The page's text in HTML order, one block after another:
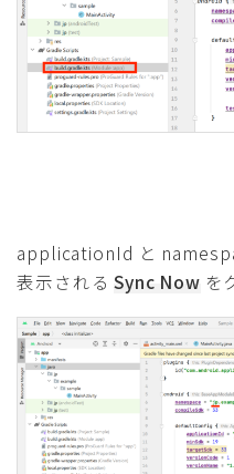
applicationId と
表示されるSync Now を